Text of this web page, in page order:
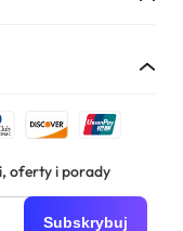
oferty i porady
Subskrybuj